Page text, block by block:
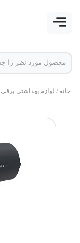
خانه/ لوازم بهداشتی برقی/